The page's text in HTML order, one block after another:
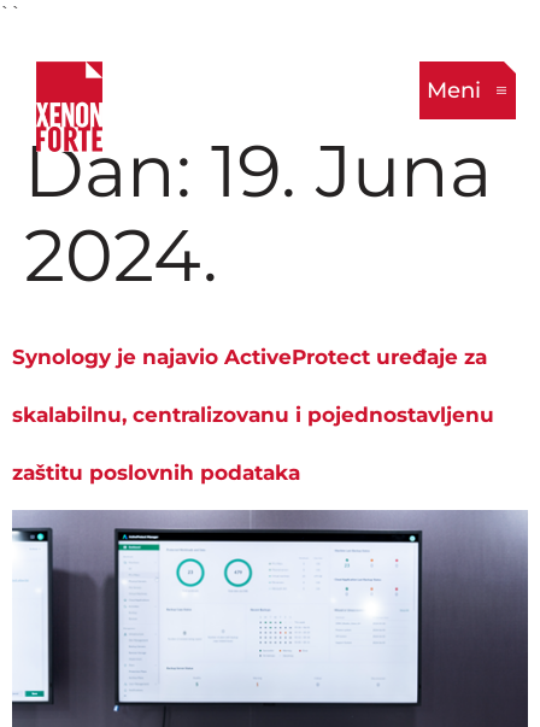
``
Meni
Dan: 19. Juna
2024.
Synology je najavio ActiveProtect uređaje za
skalabilnu, centralizovanu i pojednostavljenu
zaštitu poslovnih podataka